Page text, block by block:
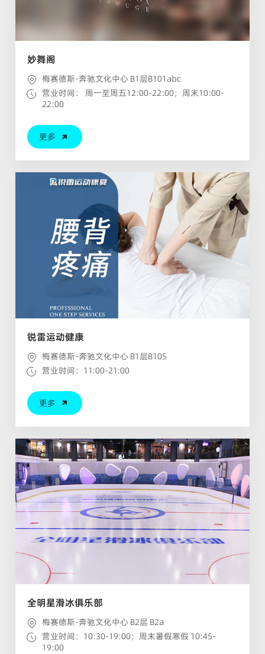
妙舞阁
梅赛德斯-奔驰文化中心 B1层B101abc
营业时间： 周一至周五12:00-22:00；周末10:00-
22:00
更多
锐雷运动健康
梅赛德斯-奔驰文化中心 B1层B105
营业时间：11:00-21:00
更多
全明星滑冰俱乐部
梅赛德斯-奔驰文化中心 B2层 B2a
营业时间：10:30-19:00；周末暑假寒假 10:45-
19:00